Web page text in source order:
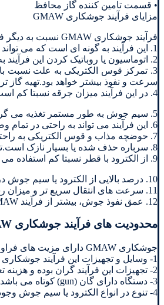
• قسمت تامین کننده گاز محافظ
مزایای فرآیند جوشکاری GMAW
فرآیند جوشکاری GMAW نسبت به دیگر فرآیند های قوسی دیگر مانند SMAW مزایای زیادی دارد که به شرح زیر می باشد :
1. این فرآیند به گونه ای است که می تواند در مورد بیشتر فلزات مغناطیسی به کار رود.
2. اتوماسیون یا روباتیک کردن این فرآیند به دلیل پیوسته بودن الکترود و به علت طول قوس ثابت، آسان می باشد.
3. تمرکز قوس الکتریکی به علت نسبت
سرعت و نفوذ بیشتر خواهد بود.تهیه گاز
4. در این فرآیند میزان جرقه نسبتا کم است.
5. سیم جوش به طور مستمر تغذیه می گردد،بنابراین زمان برای تعویض الکترود صرف نمی شود.
6. این فرآیند می تواند به راحتی در تمام وضعیت ها استفاده شود.
7. حوضچه مذاب و قوس الکتریکی به راحتی قابل مشاهده است.
8. سرباره حذف شده یا بسیار نازک است.تهیه گاز ترکیبی محافظ جوش از سپهر گاز کاویان.
9. از الکترود با قطر نسبتا کم استفاده می شود که باعث چگالی جریان بالاتری می گردد.
10. درصد بالایی از الکترود یا سیم جوش در منطقه اتصال،رسوب می کند.
11. سرعت های انتقال سریع تر و میزان رسوب بالاتری نسبت به نوع جوشکاری دستی TIG دارد.
12. عمق نفوذ جوش، بیشتر از فرآیند SMAW است، در نتیجه اجازه می دهد که جوش کوچکتر با استحکام مورد نظر به وجود آید.
محدودیت های فرآیند جوشکاری GMAW
جوشکاری GMAW دارای مزیت های فراوانی است،ولی در کنار این مزیت ها دارای محدودیت هایی نیز می باشد که مهمترین این محدودیت ها عبارتند از :
1- وسایل و تجهیزات این فرآیند جوشکاری پیچیده تر بوده و در نتیجه حمل و نقل مشکل خواهد بود.
2- تجهیزات این فرآیند گران بوده و هزینه تعمیر و نگهداری دستگاه های آن بالا می باشد.
3- دستگاه دارای گان (gun) کوتاه می باشد.
4- تنوع در انواع الکترود یا سیم جوش وجود ندارد.